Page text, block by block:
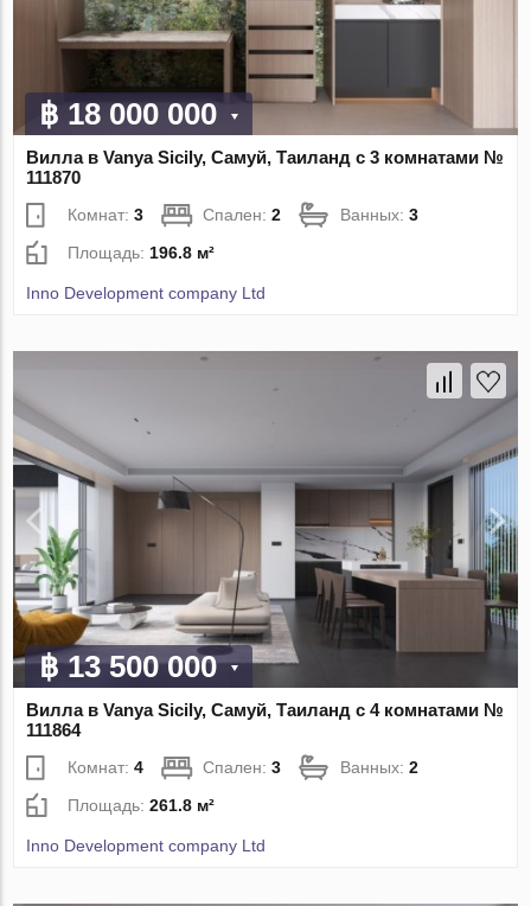
฿ 18 000 000
Вилла в Vanya Sicily, Самуй, Таиланд с 3 комнатами №
111870
Комнат:3 Спален:2 Ванных:3
Площадь: 196.8 м²
Inno Development company Ltd
฿ 13 500 000
Вилла в Vanya Sicily, Самуй, Таиланд с 4 комнатами №
111864
Комнат:4 Спален:3 Ванных:2
Площадь:261.8 м²
Inno Development company Ltd